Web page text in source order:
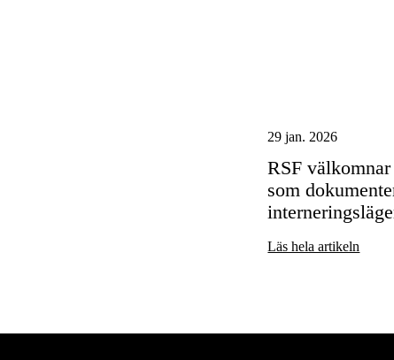
29 jan. 2026
RSF
som
Läs hela artikeln